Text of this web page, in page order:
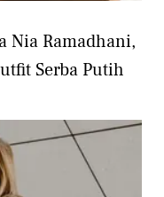
Nia Ramadhani,
Serba Putih